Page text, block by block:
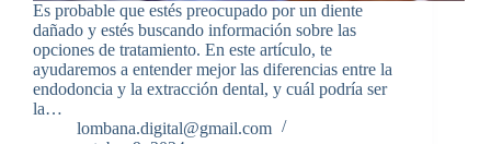
Es probable que estés preocupado por un diente
dañado y estés buscando información sobre las
opciones de tratamiento. En este artículo, te
ayudaremos a entender mejor las diferencias entre la
endodoncia y la extracción dental, y cuál podría ser
la…
lombana.digital@gmail.com